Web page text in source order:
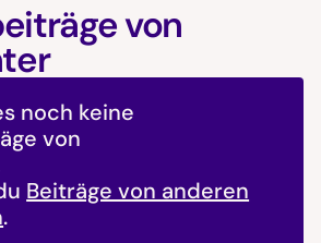
von
noch keine
von
Beiträge von anderen
.